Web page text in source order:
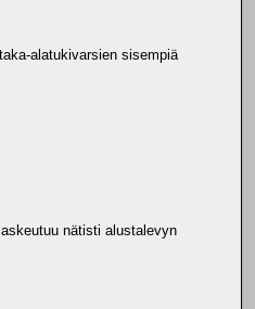
alatukivarsien sisempiä
nätisti alustalevyn